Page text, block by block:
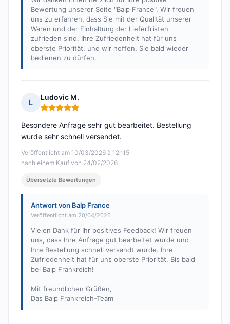
Bewertung unserer Seite "Balp France". Wir freuen
uns zu erfahren, dass Sie mit der Qualität unserer
Waren und der Einhaltung der Lieferfristen
zufrieden sind. Ihre Zufriedenheit hat für uns
oberste Priorität, und wir hoffen, Sie bald wieder
bedienen zu dürfen.
L
Ludovic M.
Hinweis: 5 von 5
Veröffentlicht am 10/03/2026 à 12h15
nach einem Kauf von 24/02/2026
Besondere Anfrage sehr gut bearbeitet. Bestellung
wurde sehr schnell versendet.
Übersetzte Bewertungen
Antwort von Balp France
Veröffentlicht am 20/04/2026
Vielen Dank für Ihr positives Feedback! Wir freuen
uns, dass Ihre Anfrage gut bearbeitet wurde und
Ihre Bestellung schnell versandt wurde. Ihre
Zufriedenheit hat für uns oberste Priorität. Bis bald
bei Balp Frankreich!
Mit freundlichen Grüßen,
Das Balp Frankreich-Team